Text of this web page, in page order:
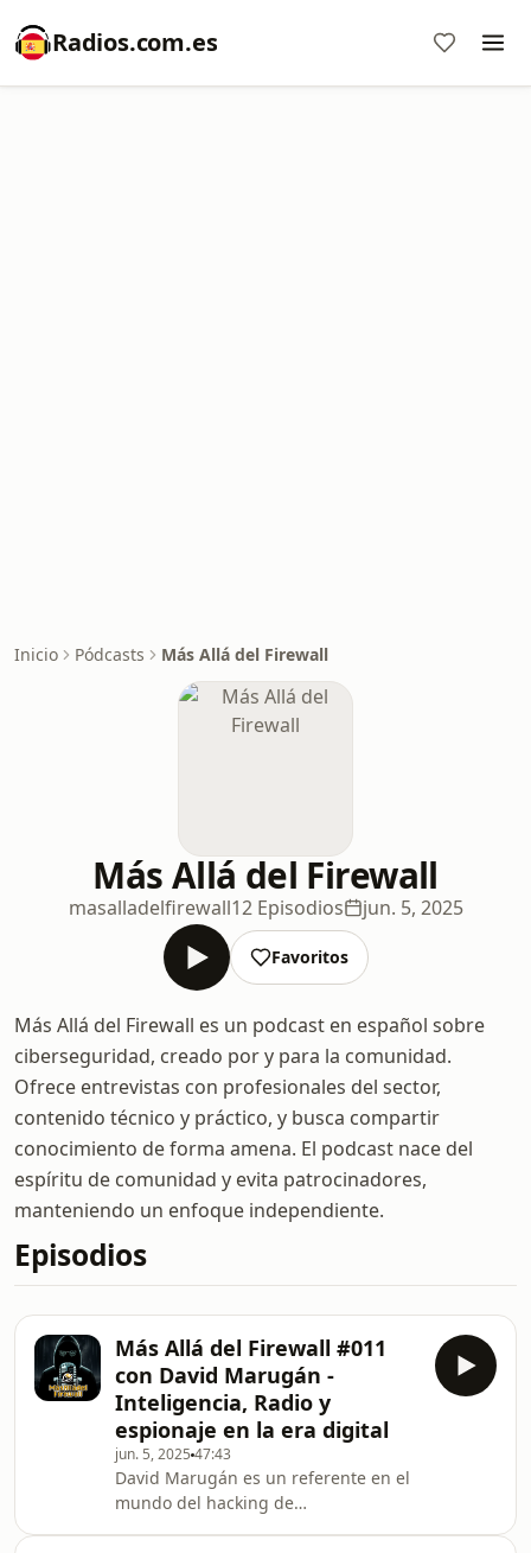
Radios.com.es
Inicio Pódcasts Más Allá del Firewall
Más Allá del Firewall
masalladelfirewall12 Episodios jun. 5, 2025
Favoritos
Más Allá del Firewall es un podcast en español sobre
ciberseguridad, creado por y para la comunidad.
Ofrece entrevistas con profesionales del sector,
contenido técnico y práctico, y busca compartir
conocimiento de forma amena. El podcast nace del
espíritu de comunidad y evita patrocinadores,
manteniendo un enfoque independiente.
Episodios
Más Allá del Firewall #011
con David Marugán -
Inteligencia, Radio y
espionaje en la era digital
jun. 5, 2025 47:43
David Marugán es un referente en el
mundo del hacking de